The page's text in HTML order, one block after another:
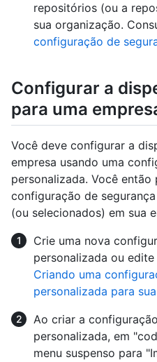
repositórios (ou a
sua organização.
configuração de
Configurar a
para uma
Você deve configurar a
empresa usando uma
personalizada. Você então
configuração de
(ou selecionados) em sua
Crie uma nova
personalizada ou
Criando uma
personalizada para
Ao criar a
personalizada, em
menu suspenso para